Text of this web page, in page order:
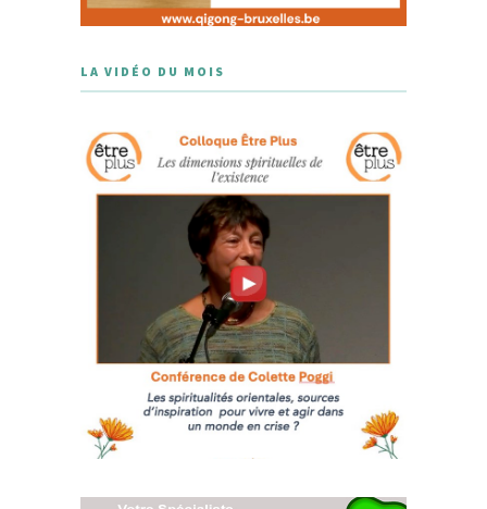
LA VIDÉO DU MOIS